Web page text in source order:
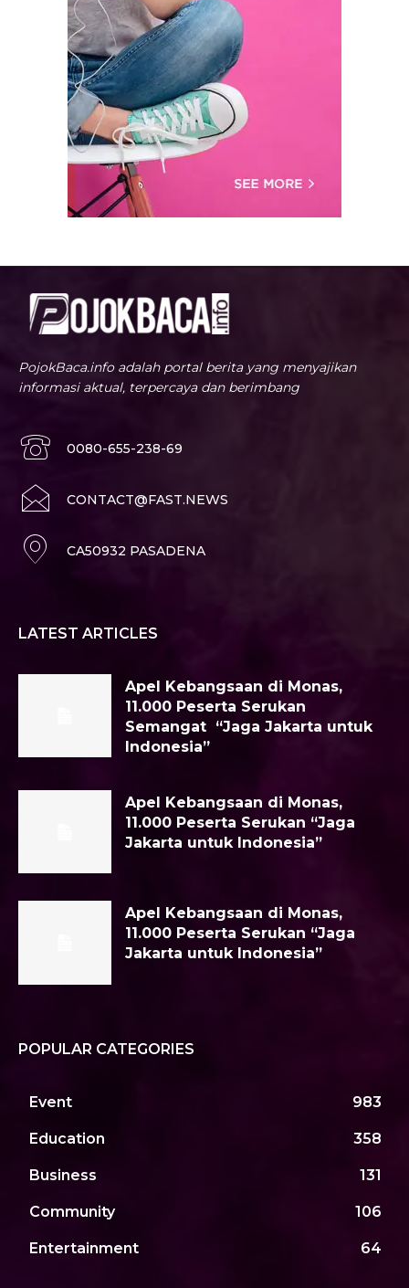
PojokBaca.info adalah portal berita yang menyajikan
informasi aktual, terpercaya dan berimbang
0080-655-238-69
CONTACT@FAST.NEWS
CA50932 PASADENA
LATEST ARTICLES
Apel Kebangsaan di Monas,
11.000 Peserta Serukan
Semangat “Jaga Jakarta untuk
Indonesia”
Apel Kebangsaan di Monas,
11.000 Peserta Serukan “Jaga
Jakarta untuk Indonesia”
Apel Kebangsaan di Monas,
11.000 Peserta Serukan “Jaga
Jakarta untuk Indonesia”
POPULAR CATEGORIES
Event 983
Education 358
Business 131
Community 106
Entertainment 64